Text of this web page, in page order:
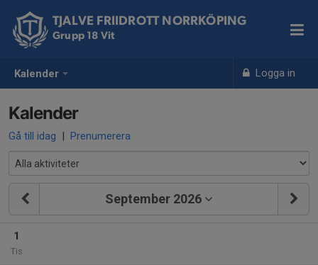
Kalender Logga in
TJALVE FRIIDROTT NORRKÖPING
Grupp 18 Vit
Kalender
Gå till idag | Prenumerera
September 2026
1
Tis